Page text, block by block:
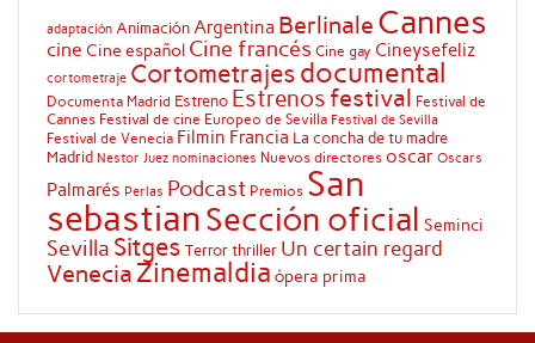
adaptación Animación Argentina Berlinale Cannes
cine Cine español Cine francés Cine gay Cineysefeliz
cortometraje Cortometrajes documental
Documenta Madrid Estreno Estrenos festival Festival de
Cannes Festival de cine Europeo de Sevilla Festival de Sevilla
Festival de Venecia Filmin Francia La concha de tu madre
Madrid Nestor Juez nominaciones Nuevos directores oscar Oscars
Palmarés Perlas Podcast Premios San
sebastianSección oficial Seminci
Sevilla Sitges Terrorthriller Un certain regard
Venecia Zinemaldia ópera prima